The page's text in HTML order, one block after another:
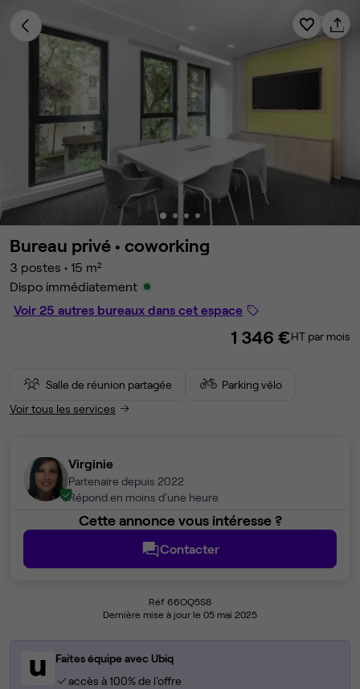
Bureau privé • coworking
3 postes • 15 m²
Dispo immédiatement
Voir 25 autres bureaux dans cet espace
1 346 €HT par mois
Salle de réunion partagée
Parking vélo
Voir tous les services
Virginie
Partenaire depuis 2022
Répond en moins d'une heure
Cette annonce vous intéresse ?
Contacter
Réf 66OQ5S8
Dernière mise à jour le 05 mai 2025
Faites équipe avec Ubiq
accès à 100% de l'offre